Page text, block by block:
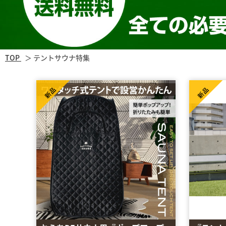
TOP テントサウナ特集
新品 新品